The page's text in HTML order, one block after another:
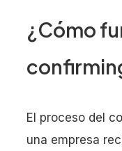
¿Cómo
El proceso del
una empresa